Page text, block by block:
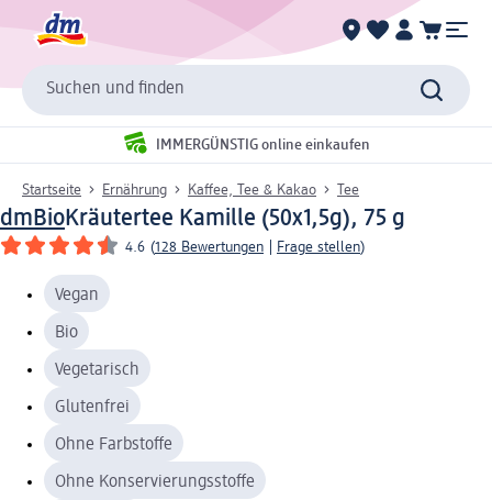
Suchen und finden
IMMERGÜNSTIG online einkaufen
Startseite Ernährung Kaffee, Tee & Kakao Tee
dmBioKräutertee Kamille (50x1,5g), 75 g
4.6 (128 Bewertungen Frage stellen)
Vegan
Bio
Vegetarisch
Glutenfrei
Ohne Farbstoffe
Ohne Konservierungsstoffe